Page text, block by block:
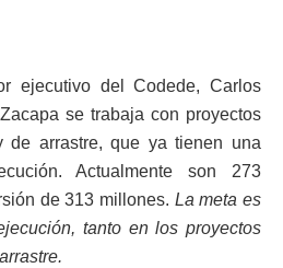
ejecutivo del Codede, Carlos
se trabaja con proyectos
de arrastre, que ya tienen una
Actualmente son 273
de 313 millones. La meta es
tanto en los proyectos